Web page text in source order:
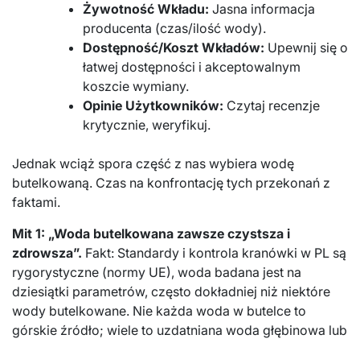
Żywotność Wkładu: Jasna informacja
producenta (czas/ilość wody).
Dostępność/Koszt Wkładów: Upewnij się o
łatwej dostępności i akceptowalnym
koszcie wymiany.
Opinie Użytkowników: Czytaj recenzje
krytycznie, weryfikuj.
Jednak wciąż spora część z nas wybiera wodę
butelkowaną. Czas na konfrontację tych przekonań z
faktami.
Mit 1: „Woda butelkowana zawsze czystsza i
zdrowsza”. Fakt: Standardy i kontrola kranówki w PL są
rygorystyczne (normy UE), woda badana jest na
dziesiątki parametrów, często dokładniej niż niektóre
wody butelkowane. Nie każda woda w butelce to
górskie źródło; wiele to uzdatniana woda głębinowa lub